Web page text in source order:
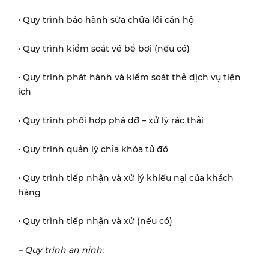
• Quy trình bảo hành sửa chữa lỗi căn hộ
• Quy trình kiểm soát vé bể bơi (nếu có)
• Quy trình phát hành và kiểm soát thẻ dịch vụ tiện
ích
• Quy trình phối hợp phá dỡ – xử lý rác thải
• Quy trình quản lý chỉa khóa tủ đồ
• Quy trình tiếp nhận và xử lý khiếu nại của khách
hàng
• Quy trình tiếp nhận và xử (nếu có)
– Quy trình an ninh: